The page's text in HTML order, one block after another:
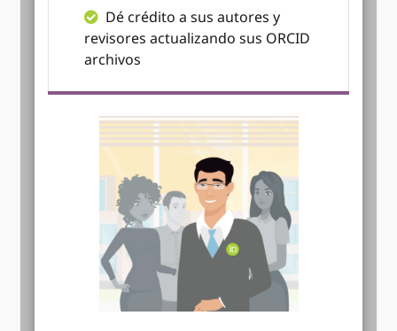
Dé crédito a sus autores y
revisores actualizando sus ORCID
archivos